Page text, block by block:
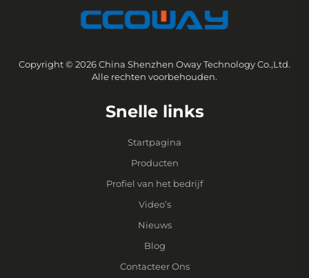
Copyright © 2026 China Shenzhen Oway Technology Co.,Ltd.
Alle rechten voorbehouden.
Snelle links
Startpagina
Producten
Profiel van het bedrijf
Video’s
Nieuws
Blog
Contacteer Ons